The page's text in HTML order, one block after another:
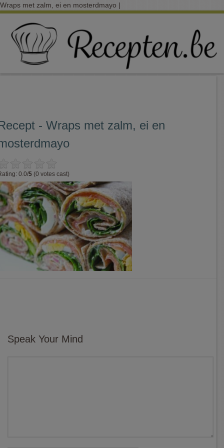
Wraps met zalm, ei en mosterdmayo |
- Wraps met zalm, ei en
0.0/5 (0 votes cast)
Speak Your Mind